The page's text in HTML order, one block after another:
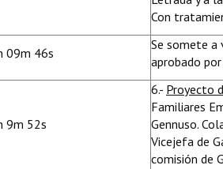
Con
09m 46s
Se somete a
aprobado
9m 52s
6.- Proyecto
Familiares
Gennuso.
Vicejefa de
comisión de